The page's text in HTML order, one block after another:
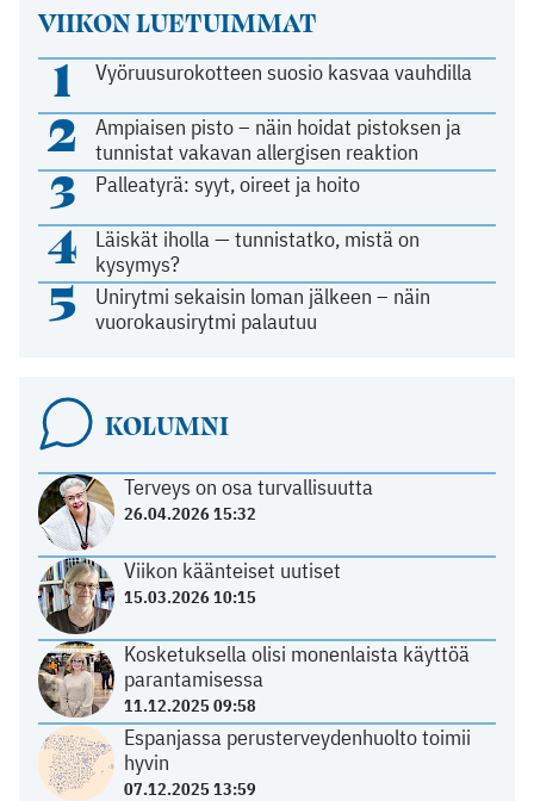
VIIKON LUETUIMMAT
1 Vyöruusurokotteen suosio kasvaa vauhdilla
2
Ampiaisen pisto – näin hoidat pistoksen ja
tunnistat vakavan allergisen reaktion
3 Palleatyrä: syyt, oireet ja hoito
4
Läiskät iholla — tunnistatko, mistä on
kysymys?
5
Unirytmi sekaisin loman jälkeen – näin
vuorokausirytmi palautuu
KOLUMNI
Terveys on osa turvallisuutta
26.04.2026 15:32
Viikon käänteiset uutiset
15.03.2026 10:15
Kosketuksella olisi monenlaista käyttöä
parantamisessa
11.12.2025 09:58
Espanjassa perusterveydenhuolto toimii
hyvin
07.12.2025 13:59